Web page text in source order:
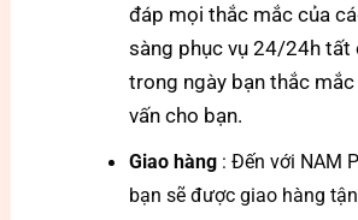
đáp mọi thắc mắc của
sàng phục vụ 24/24h tất
trong ngày bạn thắc
vấn cho bạn.
Giao hàng : Đến với NAM
bạn sẽ được giao hàng